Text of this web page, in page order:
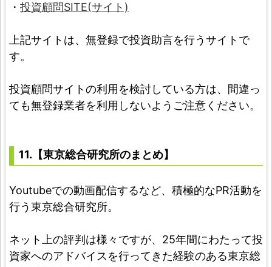
・ 投資顧問SITE(サイト)
上記サイトは、無登録で投資助言を行うサイトで
す。
投資顧問サイトの利用を検討している方は、間違っ
ても無登録業者を利用しないようご注意ください。
11.【東京総合研究所のまとめ】
Youtubeでの動画配信するなど、積極的なPR活動を
行う東京総合研究所。
ネット上の評判は様々ですが、25年間にわたって投
資家へのアドバイスを行ってきた経験のある東京総